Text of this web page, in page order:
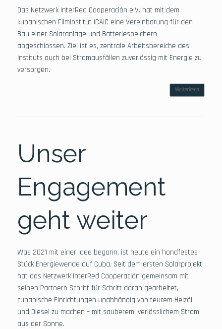
Das Netzwerk InterRed Cooperación e.V. hat mit dem
kubanischen Filminstitut ICAIC eine Vereinbarung für den
Bau einer Solaranlage und Batteriespeichern
abgeschlossen. Ziel ist es, zentrale Arbeitsbereiche des
Instituts auch bei Stromausfällen zuverlässig mit Energie zu
versorgen.
Weiterlesen
Unser
Engagement
geht weiter
Was 2021 mit einer Idee begann, ist heute ein handfestes
Stück Energiewende auf Cuba. Seit dem ersten Solarprojekt
hat das Netzwerk InterRed Cooperación gemeinsam mit
seinen Partnern Schritt für Schritt daran gearbeitet,
cubanische Einrichtungen unabhängig von teurem Heizöl
und Diesel zu machen – mit sauberem, verlässlichem Strom
aus der Sonne.